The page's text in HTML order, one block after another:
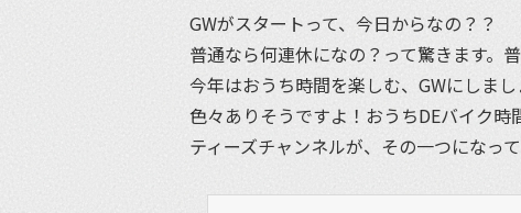
GWがスタートって、今日からなの？？
普通なら何連休になの？って驚きます。
今年はおうち時間を楽しむ、GWにしま
色々ありそうですよ！おうちDEバイク時
ティーズチャンネルが、その一つになっ